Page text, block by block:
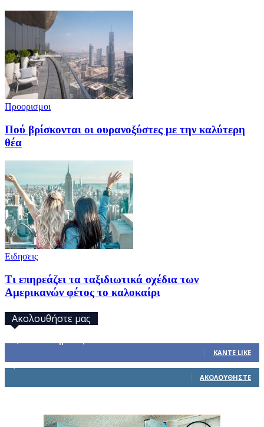
Προορισμοι
Πού βρίσκονται οι ουρανοξύστες με την καλύτερη
θέα
Ειδησεις
Τι επηρεάζει τα ταξιδιωτικά σχέδια των
Αμερικανών φέτος το καλοκαίρι
Ακολουθήστε μας
ΚΆΝΤΕ LIKE
ΑΚΟΛΟΥΘΉΣΤΕ